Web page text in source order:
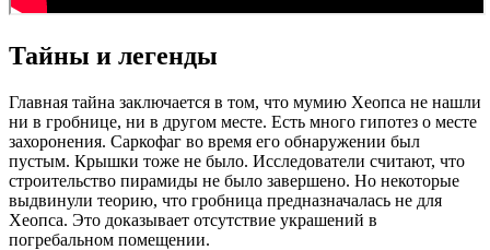
Тайны и легенды
Главная тайна заключается в том, что мумию Хеопса не нашли
ни в гробнице, ни в другом месте. Есть много гипотез о месте
захоронения. Саркофаг во время его обнаружении был
пустым. Крышки тоже не было. Исследователи считают, что
строительство пирамиды не было завершено. Но некоторые
выдвинули теорию, что гробница предназначалась не для
Хеопса. Это доказывает отсутствие украшений в
погребальном помещении.